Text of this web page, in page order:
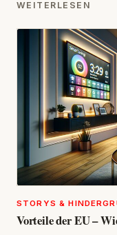
WEITERLESEN
STORYS &
Vorteile der EU –